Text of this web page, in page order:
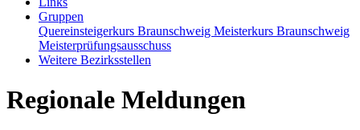
Gruppen
Quereinsteigerkurs Braunschweig Meisterkurs Braunschweig
Meisterprüfungsausschuss
Weitere Bezirksstellen
Regionale Meldungen